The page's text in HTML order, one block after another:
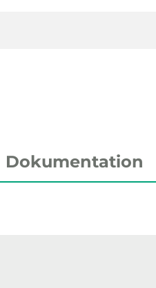
Dokumentation